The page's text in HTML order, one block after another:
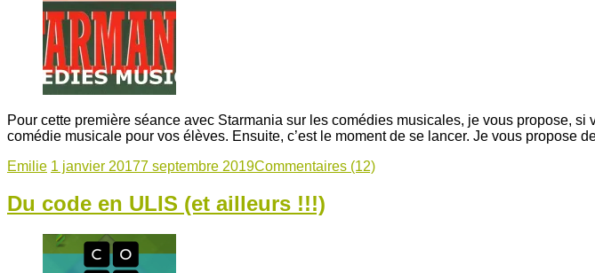
Pour cette première séance avec Starmania sur les comédies musicales, je vous propose,
comédie musicale pour vos élèves. Ensuite, c’est le moment de se lancer. Je vous propose
Emilie 1 janvier 20177 septembre 2019Commentaires (12)
Du code en ULIS (et ailleurs !!!)